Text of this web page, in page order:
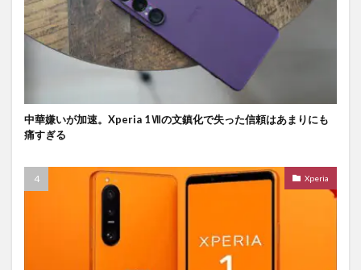
中華嫌いが加速。Xperia 1Ⅶの文鎮化で失った信頼はあまりにも
痛すぎる
Xperia